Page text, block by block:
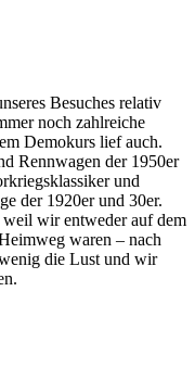
Besuches relativ
noch zahlreiche
Demokurs lief auch.
Rennwagen der 1950er
und
der 1920er und 30er.
weil wir entweder auf dem
waren – nach
die Lust und wir